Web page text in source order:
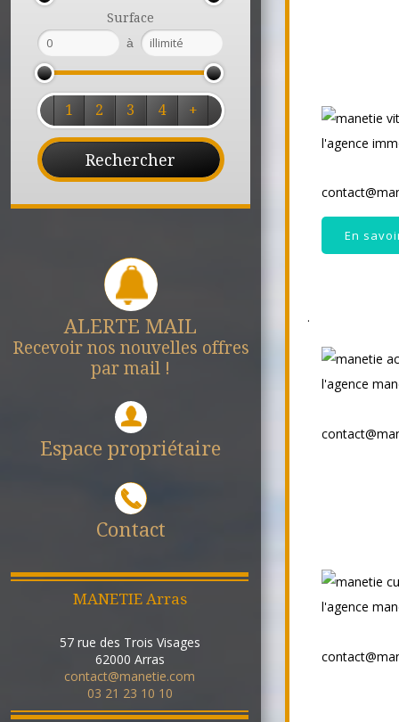
Surface
à
1 2 3 4 +
ALERTE MAIL
Recevoir nos nouvelles offres
par mail !
Espace propriétaire
Contact
MANETIE Arras
57 rue des Trois Visages
62000 Arras
contact@manetie.com
03 21 23 10 10
En
.